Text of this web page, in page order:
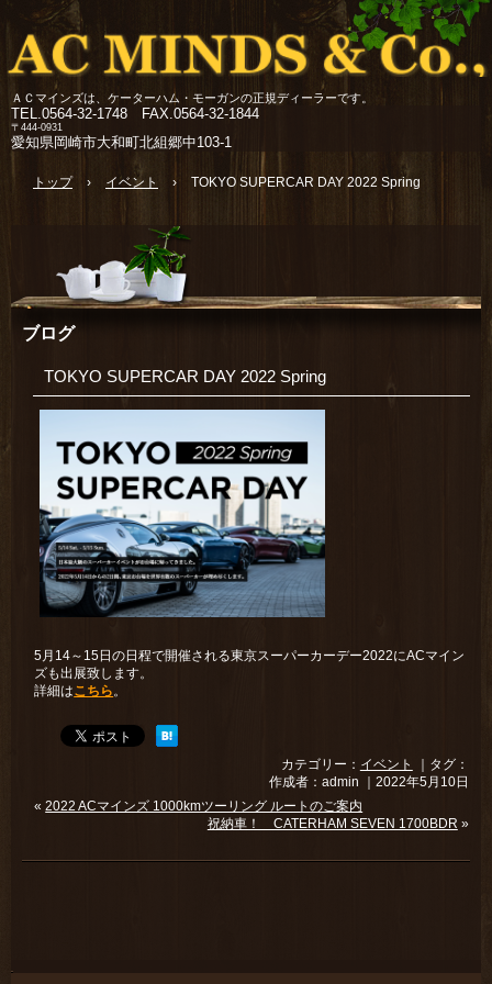
ＡＣマインズは、ケーターハム・モーガンの正規ディーラーです。
TEL.0564-32-1748 FAX.0564-32-1844
〒444-0931
愛知県岡崎市大和町北組郷中103-1
トップ › イベント › TOKYO SUPERCAR DAY 2022 Spring
ブログ
TOKYO SUPERCAR DAY 2022 Spring
5月14～15日の日程で開催される東京スーパーカーデー2022にACマイン
ズも出展致します。
詳細はこちら。
カテゴリー： イベント
｜タグ：
作成者：admin ｜2022年5月10日
«2022 ACマインズ 1000kmツーリング ルートのご案内
祝納車！ CATERHAM SEVEN 1700BDR »